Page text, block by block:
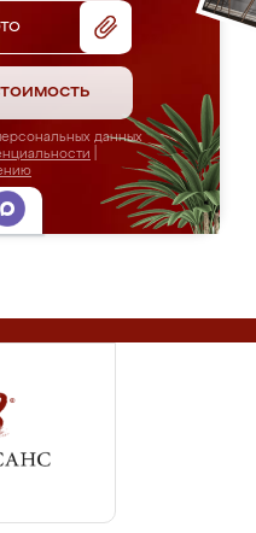
данных